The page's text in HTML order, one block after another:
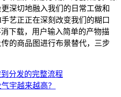
深切地融入我们的日常工做和
艺正正在深刻改变我们的糊口
下载，用户输入简单的产物描
的商品图进行布景替代，三步
分发的完整流程
宇越来越高？